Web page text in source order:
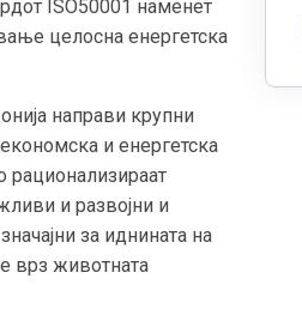
ISO50001 наменет
целосна енергетска
направи крупни
и енергетска
рационализираат
и развојни и
за иднината на
врз животната